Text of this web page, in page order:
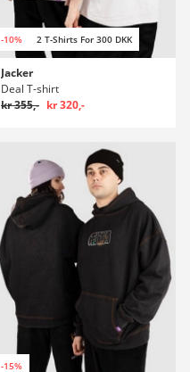
-10% 2 T-Shirts For 300 DKK
Jacker
Deal T-shirt
kr 355,- kr 320,-
-15%